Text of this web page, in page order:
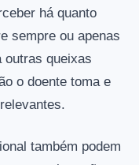
há quanto
sempre ou apenas
outras queixas
o doente toma e
também podem